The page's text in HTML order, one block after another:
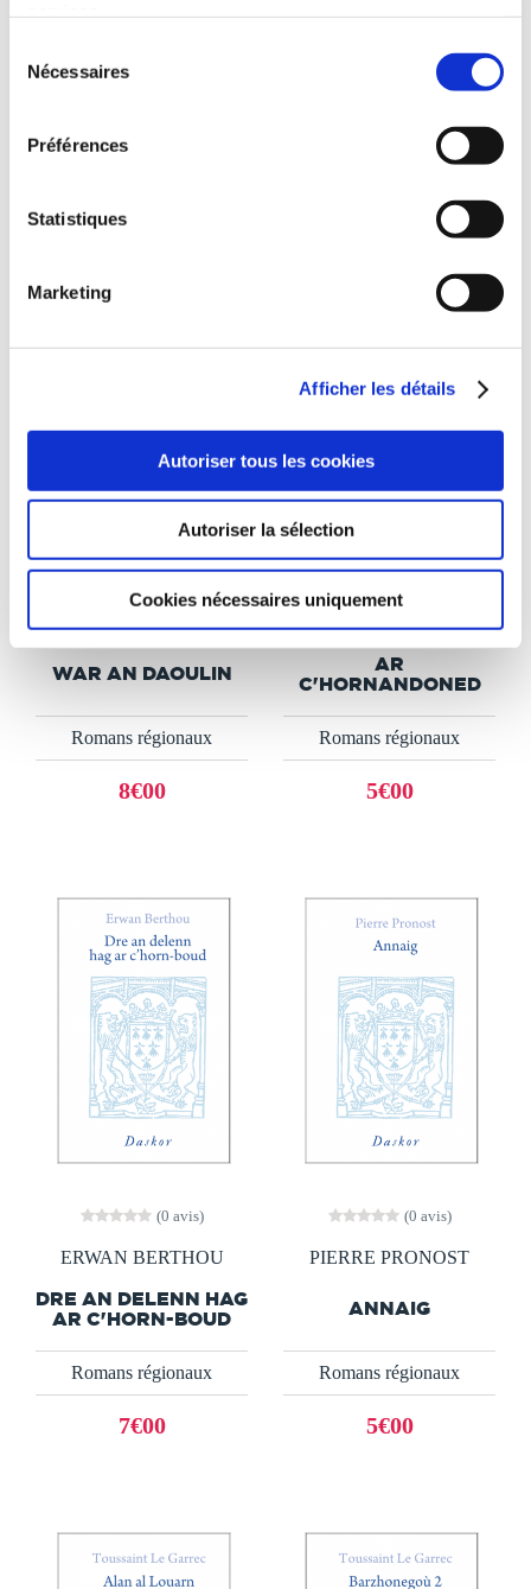
Nécessaires
Préférences
Statistiques
Marketing
Afficher les détails
Autoriser tous les cookies
Autoriser la sélection
Cookies nécessaires uniquement
VRETONED
5€00
JEAN-PIERRE
CALLOC'H
WAR AN DAOULIN
Romans régionaux
8€00
JOSEPH-MARIE LE
BAYON
AR
C'HORNANDONED
Romans régionaux
5€00
(0 avis)
ERWAN BERTHOU
DRE AN DELENN HAG
AR C'HORN-BOUD
Romans régionaux
7€00
(0 avis)
PIERRE PRONOST
ANNAIG
Romans régionaux
5€00